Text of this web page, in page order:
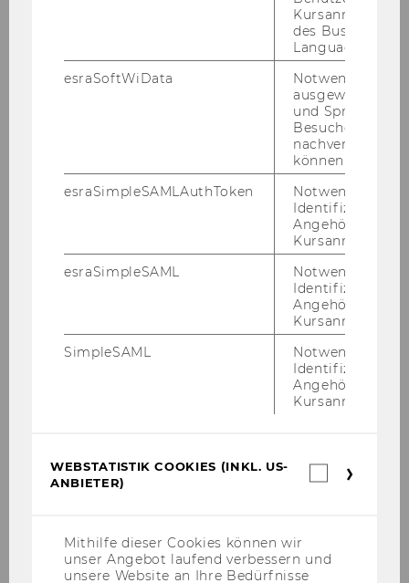
Business Analytics and
N.N.
Jesus Crespo Cuaresma
Gerlinde Fellner-Röhling
Rech­nungs­prü­fer*innen des Ver­bands:
Univ.Prof. Dr. Klaus Hirsch­ler
des Business
Language
esraSoftWiData
Notwendig um
ausgewählte
und
Besuchers
nachverfolgen
können.
esraSimpleSAMLAuthToken
Notwendig zur
Identifizierung
Angehörige/r für
Kursanmeldung.
esraSimpleSAML
Notwendig zur
Identifizierung
Angehörige/r für
Kursanmeldung.
SimpleSAML
Notwendig zur
Identifizierung
Angehörige/r für
Kursanmeldung.
WEBSTATISTIK COOKIES (INKL. US-
ANBIETER)
Mithilfe dieser Cookies können wir
unser Angebot laufend verbessern und
unsere Website an Ihre Bedürfnisse